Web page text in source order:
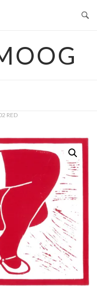
RED